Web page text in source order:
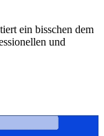
ein bisschen dem
und